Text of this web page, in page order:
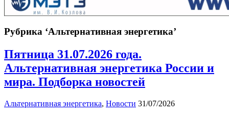
Рубрика ‘Альтернативная энергетика’
Пятница 31.07.2026 года.
Альтернативная энергетика России и
мира. Подборка новостей
Альтернативная энергетика, Новости 31/07/2026